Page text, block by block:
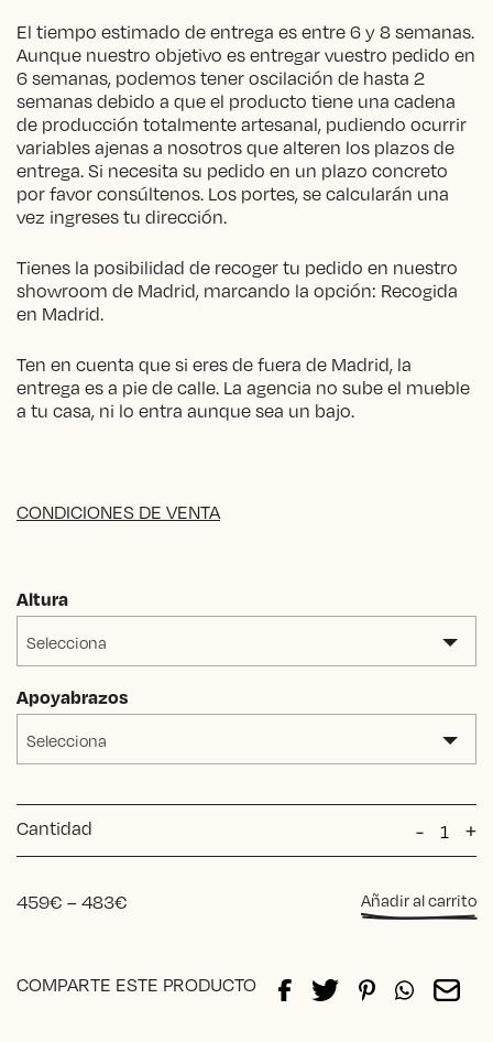
El tiempo estimado de entrega es entre 6 y 8 semanas.
Aunque nuestro objetivo es entregar vuestro pedido en
6 semanas, podemos tener oscilación de hasta 2
semanas debido a que el producto tiene una cadena
de producción totalmente artesanal, pudiendo ocurrir
variables ajenas a nosotros que alteren los plazos de
entrega. Si necesita su pedido en un plazo concreto
por favor consúltenos. Los portes, se calcularán una
vez ingreses tu dirección.
Tienes la posibilidad de recoger tu pedido en nuestro
showroom de Madrid, marcando la opción: Recogida
en Madrid.
Ten en cuenta que si eres de fuera de Madrid, la
entrega es a pie de calle. La agencia no sube el mueble
a tu casa, ni lo entra aunque sea un bajo.
CONDICIONES DE VENTA
Altura
Selecciona
Apoyabrazos
Selecciona
Cantidad -
Yasmín
+
459€ –483€
483€
Añadir al carrito
COMPARTE ESTE PRODUCTO